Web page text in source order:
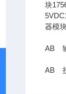
块
器模
AB
AB